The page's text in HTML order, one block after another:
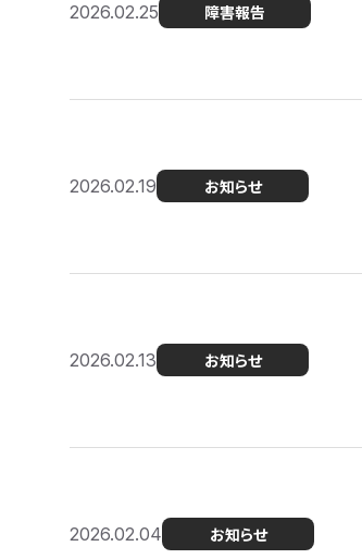
2026.02.25 障害報告
2026.02.19 お知らせ
2026.02.13 お知らせ
2026.02.04 お知らせ